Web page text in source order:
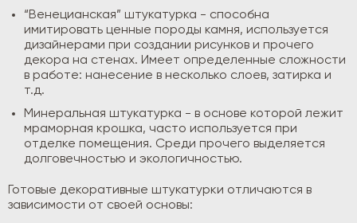
“Венецианская” штукатурка - способна
имитировать ценные породы камня, используется
дизайнерами при создании рисунков и прочего
декора на стенах. Имеет определенные сложности
в работе: нанесение в несколько слоев, затирка и
т.д.
Минеральная штукатурка - в основе которой лежит
мраморная крошка, часто используется при
отделке помещения. Среди прочего выделяется
долговечностью и экологичностью.
Готовые декоративные штукатурки отличаются в
зависимости от своей основы: